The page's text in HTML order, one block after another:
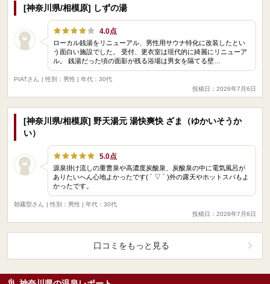
[神奈川県/相模原] しずの湯
4.0点
ローカル銭湯をリニューアル、男性用サウナ特化に改装したとい
う面白い施設でした。 受付、更衣室は現代的に綺麗にリニューア
ル。 銭湯だった頃の面影が残る浴場は男女を隔てる壁…
PIATさん
| 性別：男性 | 年代：30代
投稿日：2026年7月6日
[神奈川県/相模原] 野天湯元 湯快爽快 ざま（ゆかいそうか
い）
5.0点
源泉掛け流しの重曹泉や高濃度炭酸泉、炭酸泉の中に電気風呂が
ありたいへん心地よかったです( ´ ▽ ` )外の露天やホットスパもよ
かったです。
朝霧型さん
| 性別：男性 | 年代：30代
投稿日：2026年7月6日
口コミをもっと見る